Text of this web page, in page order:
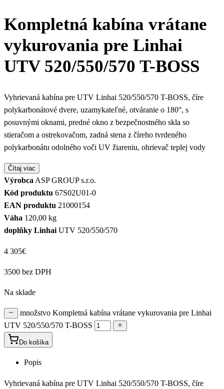
Kompletná kabína vrátane
vykurovania pre Linhai
UTV 520/550/570 T-BOSS
Vyhrievaná kabína pre UTV Linhai 520/550/570 T-BOSS, číre
polykarbonátové dvere, uzamykateľné, otváranie o 180°, s
posuvnými oknami, predné okno z bezpečnostného skla so
stieračom a ostrekovačom, zadná stena z číreho tvrdeného
polykarbonátu odolného voči UV žiareniu, ohrievač teplej vody
Čítaj viac
VýrobcaASP GROUP s.r.o.
Kód produktu 67S02U01-0
EAN produktu 21000154
Váha 120,00 kg
doplňky Linhai UTV 520/550/570
4 305€
3500 bez DPH
Na sklade
množstvo Kompletná kabína vrátane vykurovania pre Linhai
UTV 520/550/570 T-BOSS
Do košíka
Popis
Vyhrievaná kabína pre UTV Linhai 520/550/570 T-BOSS, číre